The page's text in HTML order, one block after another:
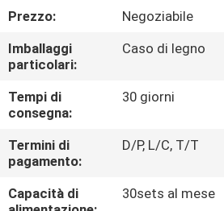
CONTROLLO
DI
QUALITÀ
CONTATTICI
RICHIEDA
UNA
Prezzo:
Negoziabile
Imballaggi
particolari:
Caso di legno
Tempi di
consegna:
30 giorni
Termini di
pagamento:
D/P, L/C, T/T
Capacità di
30sets al mese